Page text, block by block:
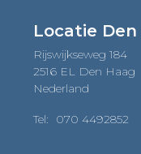
Locatie Den
Rijswijkseweg 184
2516 EL Den Haag
Nederland
Tel: 070 4492852